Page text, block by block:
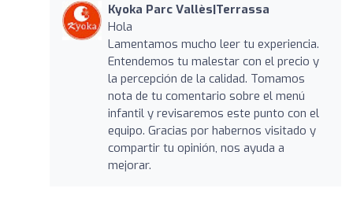
Kyoka Parc Vallès|Terrassa
Hola
Lamentamos mucho leer tu experiencia.
Entendemos tu malestar con el precio y
la percepción de la calidad. Tomamos
nota de tu comentario sobre el menú
infantil y revisaremos este punto con el
equipo. Gracias por habernos visitado y
compartir tu opinión, nos ayuda a
mejorar.